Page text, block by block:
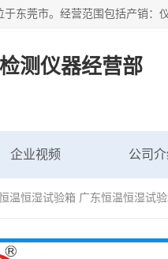
测仪器经营部
企业视频 公司
温恒湿试验箱 广东恒温恒湿试